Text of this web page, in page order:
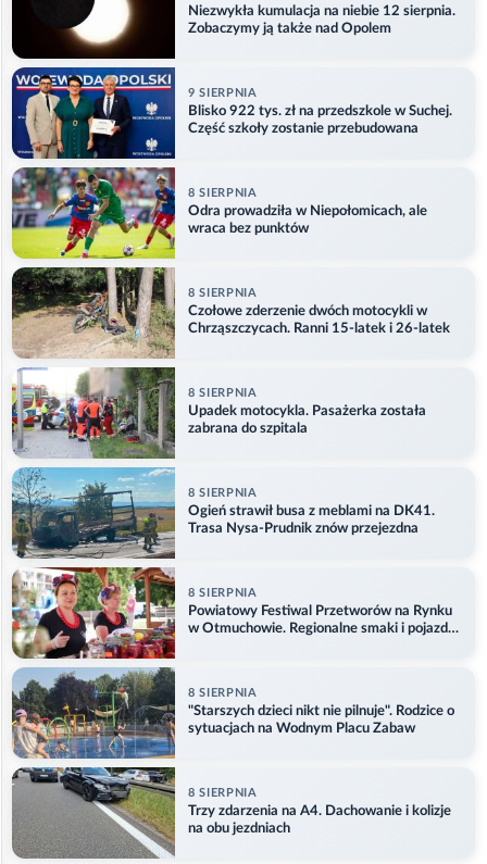
Niezwykła kumulacja na niebie 12 sierpnia.
Zobaczymy ją także nad Opolem
9 SIERPNIA
Blisko 922 tys. zł na przedszkole w Suchej.
Część szkoły zostanie przebudowana
8 SIERPNIA
Odra prowadziła w Niepołomicach, ale
wraca bez punktów
8 SIERPNIA
Czołowe zderzenie dwóch motocykli w
Chrząszczycach. Ranni 15-latek i 26-latek
8 SIERPNIA
Upadek motocykla. Pasażerka została
zabrana do szpitala
8 SIERPNIA
Ogień strawił busa z meblami na DK41.
Trasa Nysa-Prudnik znów przejezdna
8 SIERPNIA
Powiatowy Festiwal Przetworów na Rynku
w Otmuchowie. Regionalne smaki i pojazdy
8 SIERPNIA
"Starszych dzieci nikt nie pilnuje". Rodzice o
sytuacjach na Wodnym Placu Zabaw
8 SIERPNIA
Trzy zdarzenia na A4. Dachowanie i kolizje
na obu jezdniach